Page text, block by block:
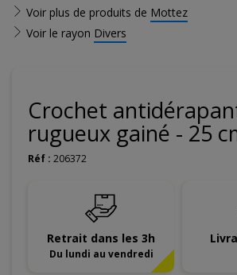
Voir plus de produits de Mottez
Voir le rayon Divers
Crochet
rugueux gainé - 25
Réf : 206372
Retrait dans les 3h
Du lundi au vendredi